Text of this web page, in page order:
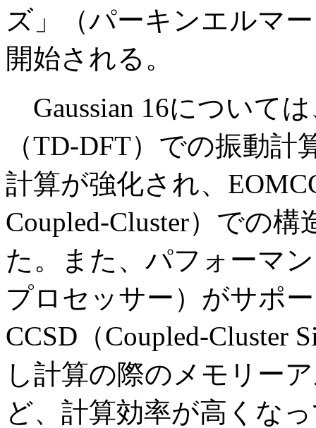
ズ」（パーキンエルマ
開始される。
Gaussian 16について
（TD-DFT）での振動
計算が強化され、
Coupled-Cluster）での構
た。また、パフォーマ
プロセッサー）がサポ
CCSD（Coupled-Cluster
し計算の際のメモリー
ど、計算効率が高くな